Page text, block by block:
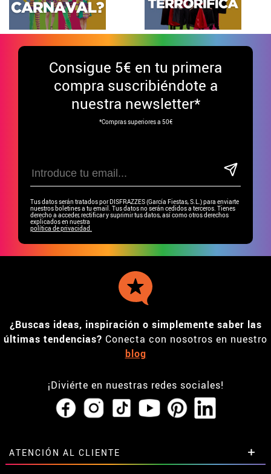
Consigue 5€ en tu primera
compra suscribiéndote a
nuestra newsletter*
*Compras superiores a 50€
Tus datos serán tratados por DISFRAZZES (García Fiestas, S.L.) para enviarte
nuestros boletines a tu email. Tus datos no serán cedidos a terceros. Tienes
derecho a acceder, rectificar y suprimir tus datos, así como otros derechos
explicados en nuestra
política de privacidad.
¿Buscas ideas, inspiración o simplemente saber las
últimas tendencias? Conecta con nosotros en nuestro
blog
¡Diviérte en nuestras redes sociales!
ATENCIÓN AL CLIENTE